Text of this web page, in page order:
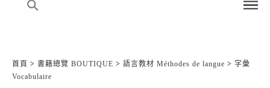
首頁 > 書籍總覽 BOUTIQUE > 語言教材 Méthodes de langue > 字彙
Vocabulaire